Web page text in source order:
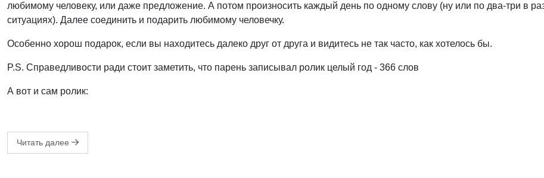
любимому человеку, или даже предложение. А потом произносить каждый день по одному слову (ну или по два-три в
ситуациях). Далее соединить и подарить любимому человечку.
Особенно хорош подарок, если вы находитесь далеко друг от друга и видитесь не так часто, как хотелось бы.
P.S. Справедливости ради стоит заметить, что парень записывал ролик целый год - 366 слов
А вот и сам ролик:
Читать далее